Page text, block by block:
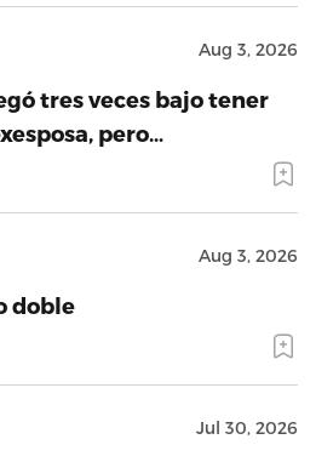
Aug 3, 2026
tres veces bajo tener
pero…
Aug 3, 2026
doble
Jul 30, 2026